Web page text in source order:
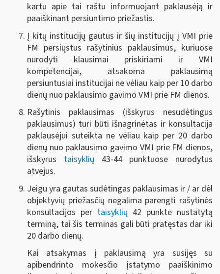
kartu apie tai raštu informuojant paklausėją ir
paaiškinant persiuntimo priežastis.
Į kitų institucijų gautus ir šių institucijų į VMI prie
FM persiųstus rašytinius paklausimus, kuriuose
nurodyti klausimai priskiriami ir VMI
kompetencijai, atsakoma paklausimą
persiuntusiai institucijai ne vėliau kaip per 10 darbo
dienų nuo paklausimo gavimo VMI prie FM dienos.
Rašytinis paklausimas (išskyrus nesudėtingus
paklausimus) turi būti išnagrinėtas ir konsultacija
paklausėjui suteikta ne vėliau kaip per 20 darbo
dienų nuo paklausimo gavimo VMI prie FM dienos,
išskyrus taisyklių 43-44 punktuose nurodytus
atvejus.
Jeigu yra gautas sudėtingas paklausimas ir / ar dėl
objektyvių priežasčių negalima parengti rašytinės
konsultacijos per taisyklių 42 punkte nustatytą
terminą, tai šis terminas gali būti pratęstas dar iki
20 darbo dienų.
Kai atsakymas į paklausimą yra susijęs su
apibendrinto mokesčio įstatymo paaiškinimo